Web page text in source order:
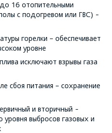
16 отопительными
с подогревом или ГВС) -
горелки – обеспечивает
уровне
исключают взрывы газа
сбоя питания – сохранение
и вторичный -
выбросов газовых и